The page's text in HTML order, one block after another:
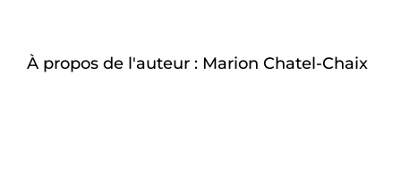
À propos de l'auteur : Marion Chatel-Chaix